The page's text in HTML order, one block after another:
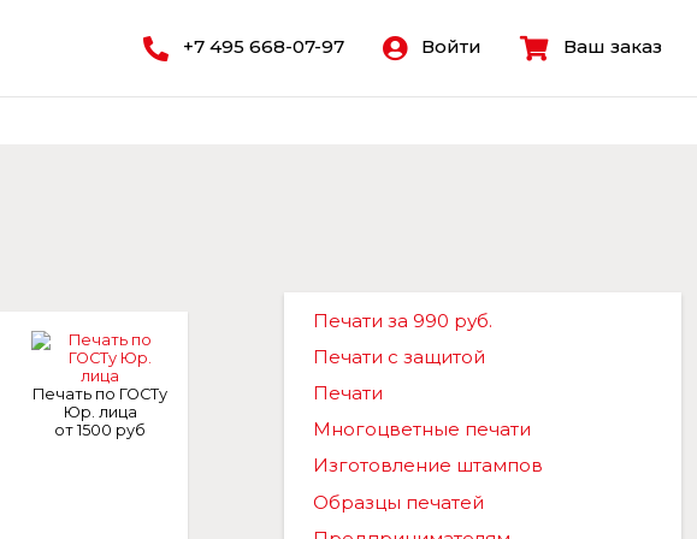
+7 495 668-07-97 Войти Ваш заказ
Печать по ГОСТу
Юр. лица
от 1500 руб
Печати за 990 руб.
Печати с защитой
Печати
Многоцветные печати
Изготовление штампов
Образцы печатей